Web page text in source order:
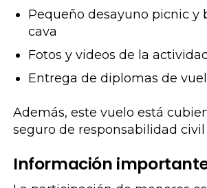
Pequeño desayuno picnic y
cava
Fotos y videos de la actividad
Entrega de diplomas de
Además, este vuelo está
seguro de responsabilidad civil
Información